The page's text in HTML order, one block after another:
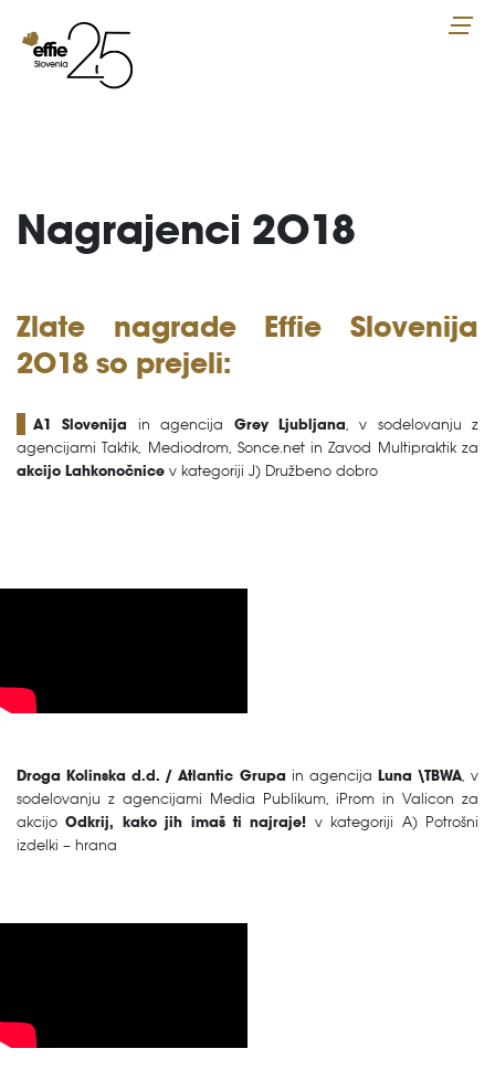
Nagrajenci 2018
Zlate nagrade Effie Slovenija
2018 so prejeli:
A1 Slovenija in agencija Grey Ljubljana, v sodelovanju z
agencijami Taktik, Mediodrom, Sonce.net in Zavod Multipraktik za
akcijo Lahkonočnice v kategoriji J) Družbeno dobro
Droga Kolinska d.d. / Atlantic Grupa in agencija Luna \TBWA, v
sodelovanju z agencijami Media Publikum, iProm in Valicon za
akcijo Odkrij, kako jih imaš ti najraje! v kategoriji A) Potrošni
izdelki – hrana